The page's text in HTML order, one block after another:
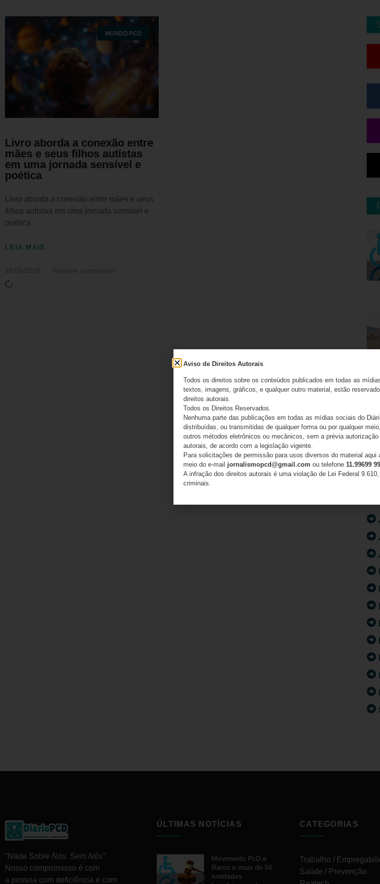
MUNDO PCD
Livro aborda a conexão entre
mães e seus filhos autistas
em uma jornada sensível e
poética
Livro aborda a conexão entre mães e seus
filhos autistas em uma jornada sensível e
poética
LEIA MAIS
“Nada Sobre Nós. Sem Nós”.
Nosso compromisso é com
a pessoa com deficiência e com
ÚLTIMAS NOTÍCIAS
Movimento PcD e
Raros e mais de 50
entidades
CATEGORIAS
Trabalho /
Saúde / Prevenção
Aviso de Direitos Autorais
Todos os direitos sobre os conteúdos publicados em todas as
textos, imagens, gráficos, e qualquer outro material, estão
direitos autorais.
Todos os Direitos Reservados.
Nenhuma parte das publicações em todas as mídias sociais do
distribuídas, ou transmitidas de qualquer forma ou por qualquer
outros métodos eletrônicos ou mecânicos, sem a prévia
autorais, de acordo com a legislação vigente.
Para solicitações de permissão para usos diversos do material aqui
meio do e-mail jornalismopcd@gmail.com ou telefone 11.99699
A infração dos direitos autorais é uma violação de Lei Federal
criminais.